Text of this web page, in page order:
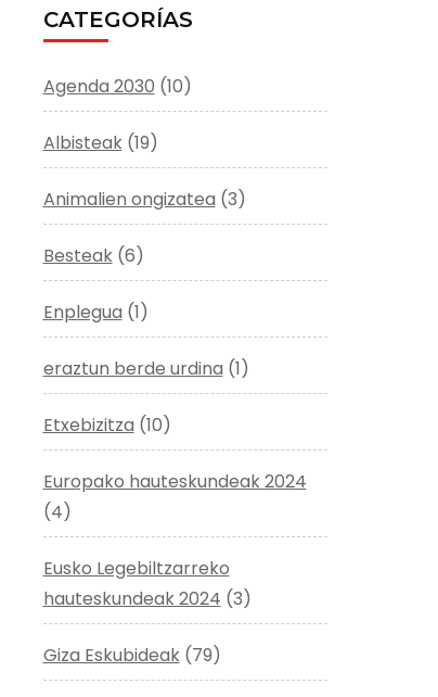
CATEGORÍAS
Agenda 2030 (10)
Albisteak(19)
Animalien ongizatea (3)
Besteak(6)
Enplegua (1)
eraztun berde urdina (1)
Etxebizitza (10)
Europako hauteskundeak 2024
(4)
Eusko Legebiltzarreko
hauteskundeak 2024 (3)
Giza Eskubideak(79)